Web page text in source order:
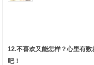
12.不喜欢又能怎样？心里有
吧！ ­